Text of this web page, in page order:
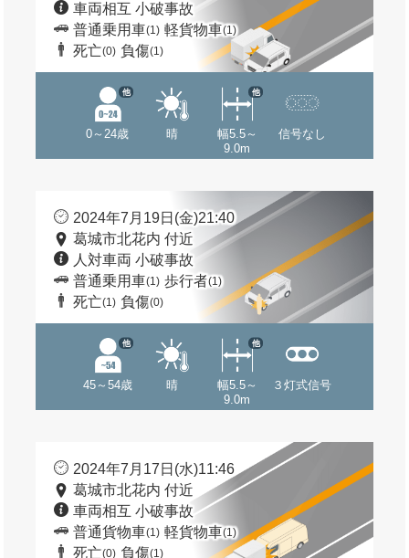
車両相互 小破事故
普通乗用車(1) 軽貨物車(1)
死亡(0) 負傷(1)
0～24歳
他
晴
幅5.5～
9.0m
他
信号なし
2024年7月19日(金)21:40
葛城市北花内 付近
人対車両 小破事故
普通乗用車(1) 歩行者(1)
死亡(1) 負傷(0)
45～54歳
他
晴
幅5.5～
9.0m
他
３灯式信号
2024年7月17日(水)11:46
葛城市北花内 付近
車両相互 小破事故
普通貨物車(1) 軽貨物車(1)
死亡(0) 負傷(1)